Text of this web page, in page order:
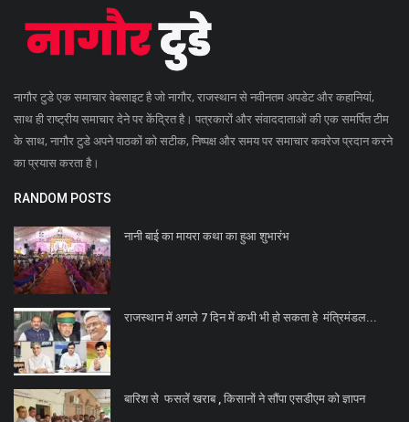
नागौर टुडे एक समाचार वेबसाइट है जो नागौर, राजस्थान से नवीनतम अपडेट और कहानियां,
साथ ही राष्ट्रीय समाचार देने पर केंद्रित है। पत्रकारों और संवाददाताओं की एक समर्पित टीम
के साथ, नागौर टुडे अपने पाठकों को सटीक, निष्पक्ष और समय पर समाचार कवरेज प्रदान करने
का प्रयास करता है।
RANDOM POSTS
नानी बाई का मायरा कथा का हुआ शुभारंभ
राजस्थान में अगले 7 दिन में कभी भी हो सकता हे मंत्रिमंडल...
बारिश से फसलें खराब , किसानों ने सौंपा एसडीएम को ज्ञापन